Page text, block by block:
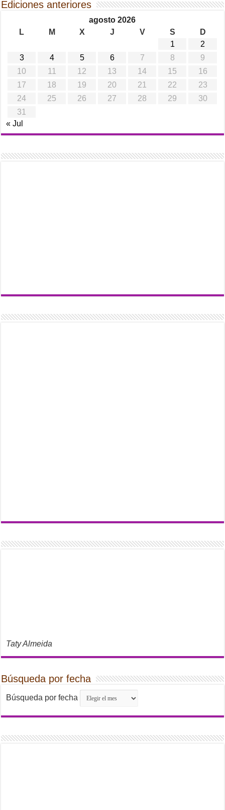
Ediciones anteriores
agosto 2026
L
M X J V S
D
1
2
3
4 5 6 7 8
9
10
11 12 13 14 15
16
17
18 19 20 21 22
23
24
25 26 27 28 29
30
31
« Jul
Taty Almeida
Búsqueda por fecha
Búsqueda por fecha